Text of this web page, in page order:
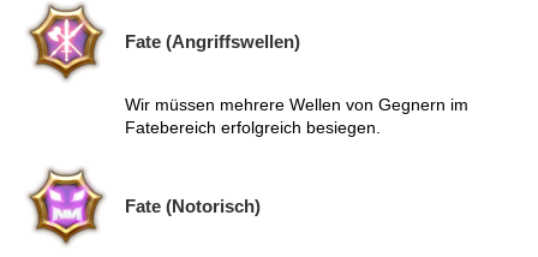
Fate (Angriffswellen)
Wir müssen mehrere Wellen von Gegnern im
Fatebereich erfolgreich besiegen.
Fate (Notorisch)